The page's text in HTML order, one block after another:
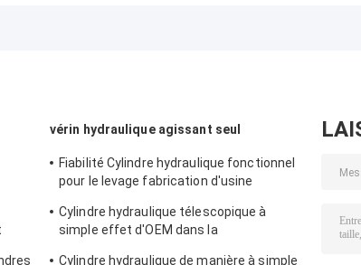
vérin hydraulique agissant seul
Fiabilité Cylindre hydraulique fonctionnel
pour le levage fabrication d'usine
Cylindre hydraulique télescopique à
simple effet d'OEM dans la
Cylindre hydraulique de manière à simple